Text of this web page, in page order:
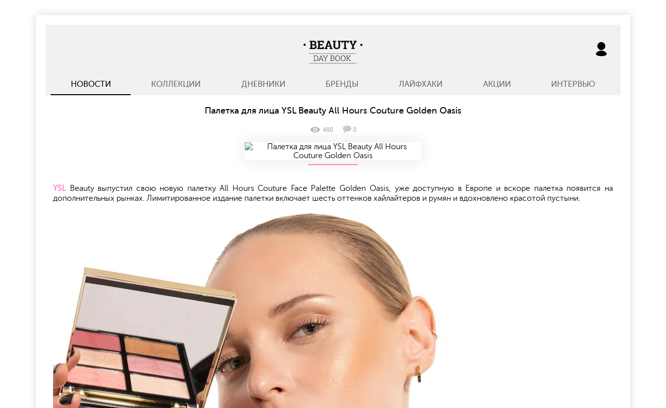
НОВОСТИ КОЛЛЕКЦИИ ДНЕВНИКИ БРЕНДЫ ЛАЙФХАКИ АКЦИИ ИНТЕРВЬЮ
BeautyDayBook
Палетка для лица YSL Beauty All Hours Couture Golden Oasis
480 0
YSLBeauty выпустил свою новую палетку All Hours Couture Face Palette Golden Oasis, уже доступную в Европе и вскоре палетка появится на
дополнительных рынках. Лимитированное издание палетки включает шесть оттенков хайлайтеров и румян и вдохновлено красотой пустыни.